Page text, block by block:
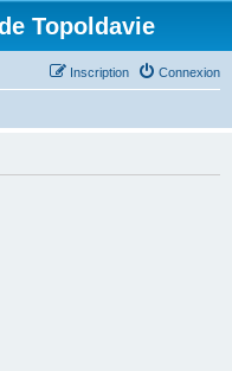
Topoldavie
Connexion
Inscription